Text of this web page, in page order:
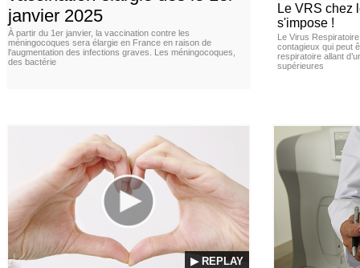
janvier 2025
À partir du 1er janvier, la vaccination contre les
méningocoques sera élargie en France en raison de
l'augmentation des infections graves. Les méningocoques,
des bactérie
Le VRS chez
s'impose !
Le Virus
contagieux qui peut
respiratoire allant
supérieures
▶ REPLAY